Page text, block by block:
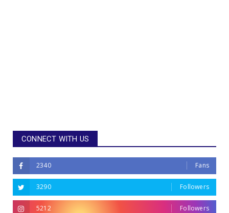
CONNECT WITH US
2340 Fans
3290 Followers
5212 Followers